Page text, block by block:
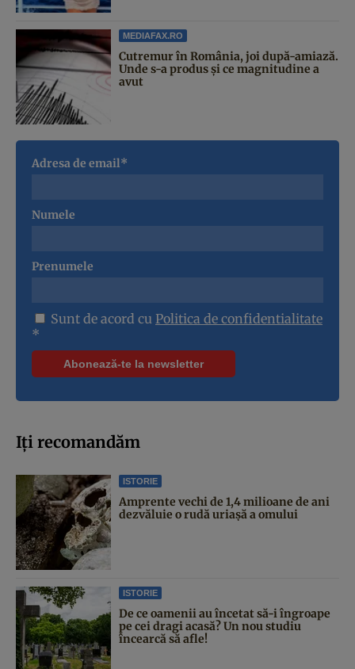
MEDIAFAX.RO
Cutremur în România, joi după-amiază.
Unde s-a produs și ce magnitudine a
avut
Adresa de email*
Numele
Prenumele
Sunt de acord cu Politica de confidentialitate
*
Iți recomandăm
ISTORIE
Amprente vechi de 1,4 milioane de ani
dezvăluie o rudă uriașă a omului
ISTORIE
De ce oamenii au încetat să-i îngroape
pe cei dragi acasă? Un nou studiu
încearcă să afle!